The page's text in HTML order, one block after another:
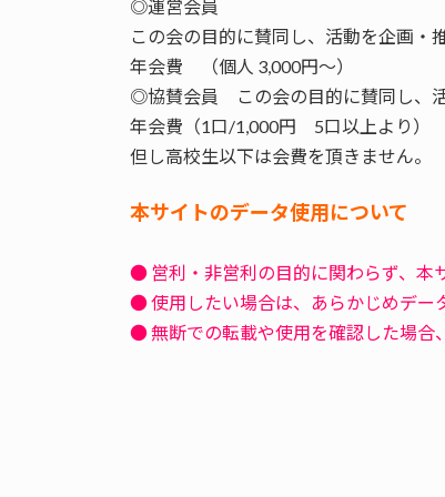
◎運営会員
この会の目的に賛同し、活動を企画・
年会費 （個人 3,000円～）
◎協賛会員 この会の目的に賛同し、活
年会費（1口/1,000円 5口以上より）
但し高校生以下は会費を頂きません。
本サイトのデータ使用について
● 営利・非営利の目的に関わらず、本
● 使用したい場合は、あらかじめデー
● 無断での転載や使用を確認した場合